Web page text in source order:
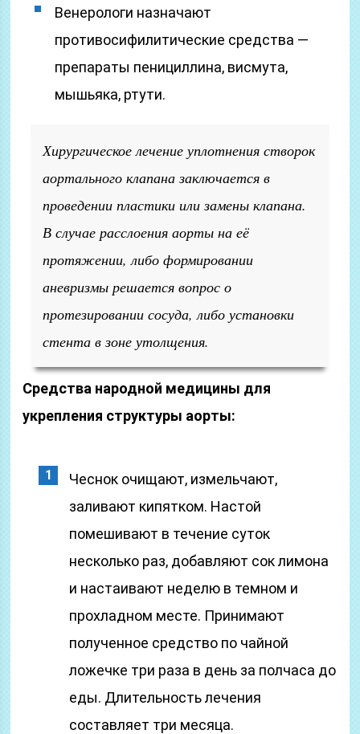
Венерологи назначают
противосифилитические средства —
препараты пенициллина, висмута,
мышьяка, ртути.
Хирургическое лечение уплотнения створок
аортального клапана заключается в
проведении пластики или замены клапана.
В случае расслоения аорты на её
протяжении, либо формировании
аневризмы решается вопрос о
протезировании сосуда, либо установки
стента в зоне утолщения.
Средства народной медицины для
укрепления структуры аорты:
Чеснок очищают, измельчают,
заливают кипятком. Настой
помешивают в течение суток
несколько раз, добавляют сок лимона
и настаивают неделю в темном и
прохладном месте. Принимают
полученное средство по чайной
ложечке три раза в день за полчаса до
еды. Длительность лечения
составляет три месяца.